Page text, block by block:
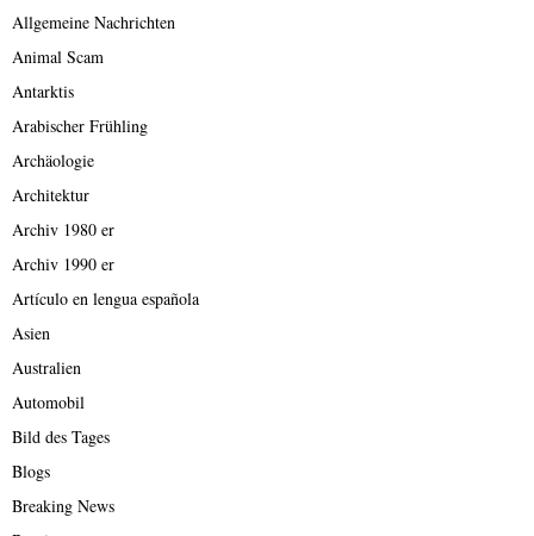
Allgemeine Nachrichten
Animal Scam
Antarktis
Arabischer Frühling
Archäologie
Architektur
Archiv 1980 er
Archiv 1990 er
Artículo en lengua española
Asien
Australien
Automobil
Bild des Tages
Blogs
Breaking News